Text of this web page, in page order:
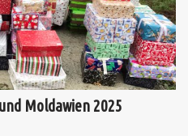
Moldawien 2025